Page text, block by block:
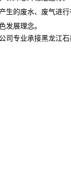
的废水、废气进
展理念。​
专业承接黑龙江